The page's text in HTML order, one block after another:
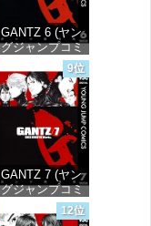
GANTZ 6 (ヤン
グジャンプコミ
ックスDIGITAL)
価格：¥100
9位
GANTZ 7 (ヤン
グジャンプコミ
ックスDIGITAL)
12位